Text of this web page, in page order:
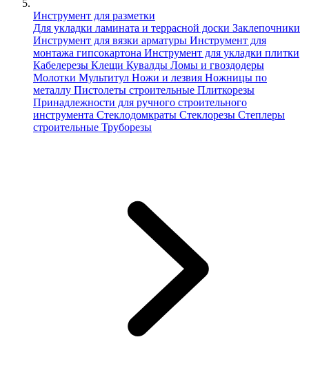
Инструмент для разметки
Для укладки ламината и террасной доски Заклепочники
Инструмент для вязки арматуры Инструмент для
монтажа гипсокартона Инструмент для укладки плитки
Кабелерезы Клещи Кувалды Ломы и гвоздодеры
Молотки Мультитул Ножи и лезвия Ножницы по
металлу Пистолеты строительные Плиткорезы
Принадлежности для ручного строительного
инструмента Стеклодомкраты Стеклорезы Степлеры
строительные Труборезы